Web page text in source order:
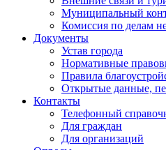
Муниципальный
Комиссия по делам
Документы
Устав города
Нормативные
Правила
Открытые данные,
Контакты
Телефонный
Для граждан
Для организаций